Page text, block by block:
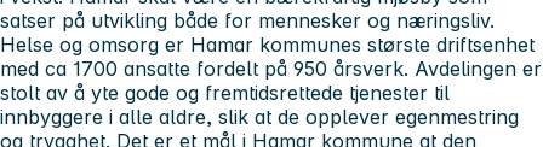
satser på utvikling både for mennesker og næringsliv.
Helse og omsorg er Hamar kommunes største driftsenhet
med ca 1700 ansatte fordelt på 950 årsverk. Avdelingen er
stolt av å yte gode og fremtidsrettede tjenester til
innbyggere i alle aldre, slik at de opplever egenmestring
og trygghet. Det er et mål i Hamar kommune at den